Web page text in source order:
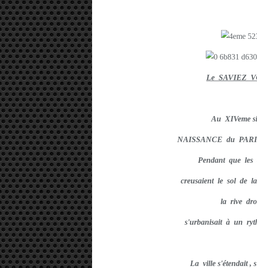
Le SAVIEZ
Au XIVeme
NAISSANCE du
Pendant que les
creusaient le sol de
la rive
s'urbanisait à un
La ville s'étendait ,